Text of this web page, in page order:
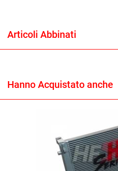
Articoli Abbinati
Hanno Acquistato anche